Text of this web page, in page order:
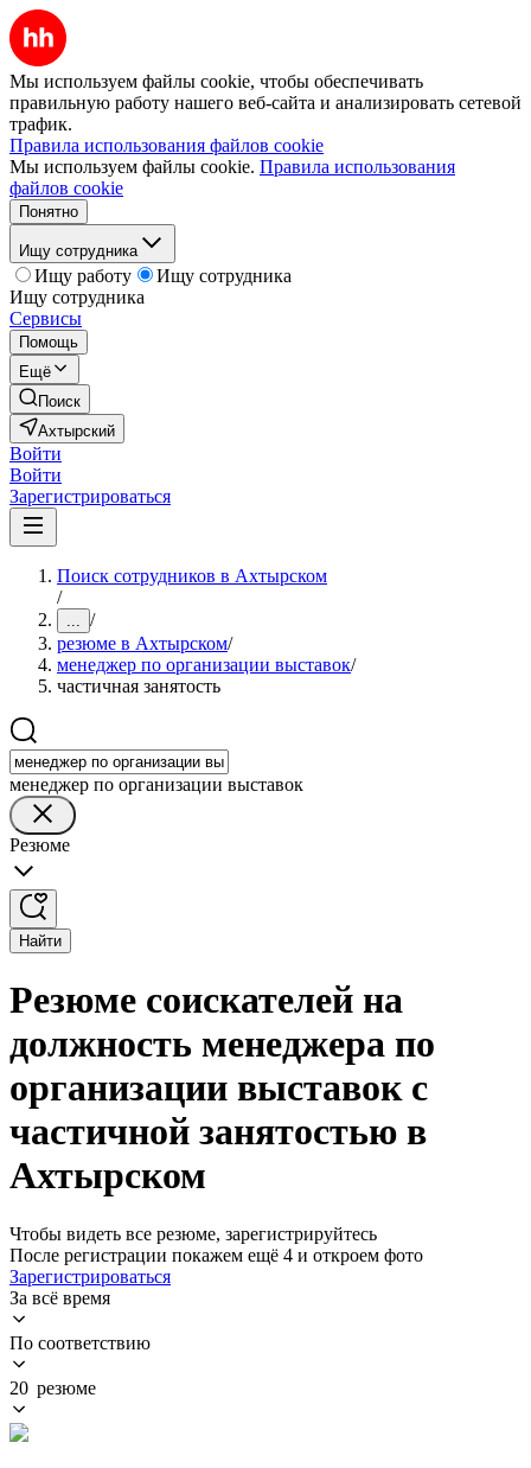
Мы используем файлы cookie, чтобы обеспечивать
правильную работу нашего веб-сайта и анализировать сетевой
трафик.
Правила использования файлов cookie
Мы используем файлы cookie. Правила использования
файлов cookie
Понятно
Ищу сотрудника
Ищу работу
Ищу сотрудника
Ищу сотрудника
Сервисы
Помощь
Ещё
Поиск
Ахтырский
Войти
Войти
Зарегистрироваться
Поиск сотрудников в Ахтырском
/
... /
резюме в Ахтырском/
менеджер по организации выставок/
частичная занятость
менеджер по организации выставок
Резюме
Найти
Резюме соискателей на
должность менеджера по
организации выставок с
частичной занятостью в
Ахтырском
Чтобы видеть все резюме, зарегистрируйтесь
После регистрации покажем ещё 4 и откроем фото
Зарегистрироваться
За всё время
По соответствию
20 резюме